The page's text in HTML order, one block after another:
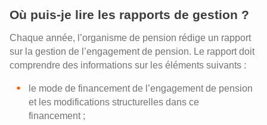
Où puis-je lire les rapports de gestion ?
Chaque année, l’organisme de pension rédige un rapport
sur la gestion de l’engagement de pension. Le rapport doit
comprendre des informations sur les éléments suivants :
le mode de financement de l’engagement de pension
et les modifications structurelles dans ce
financement ;